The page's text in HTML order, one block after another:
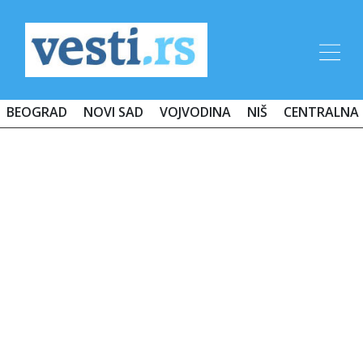
BEOGRAD NOVI SAD VOJVODINA NIŠ CENTRALNA